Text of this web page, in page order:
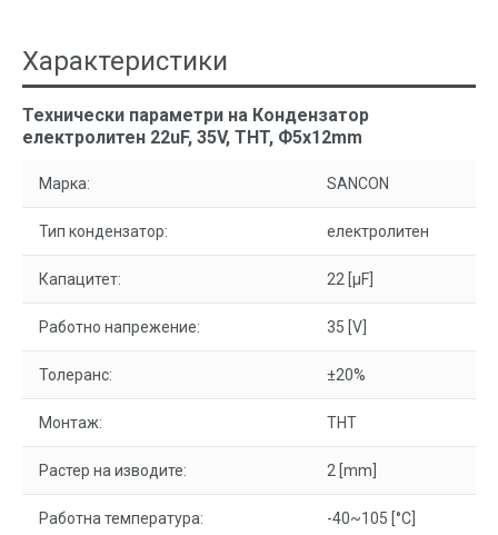
Характеристики
Технически параметри на Кондензатор
електролитен 22uF, 35V, THT, Ф5x12mm
Марка: SANCON
Тип кондензатор: електролитен
Капацитет: 22 [µF]
Работно напрежение: 35 [V]
Толеранс: ±20%
Монтаж: THT
Растер на изводите: 2 [mm]
Работна температура: -40~105 [°C]